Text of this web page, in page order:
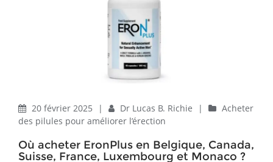
20 février 2025 | Dr Lucas B. Richie |
Acheter
des pilules pour améliorer l’érection
Où acheter EronPlus en Belgique, Canada,
Suisse, France, Luxembourg et Monaco ?